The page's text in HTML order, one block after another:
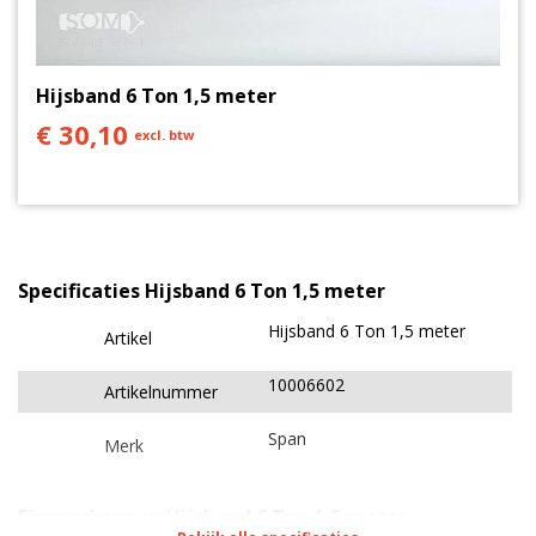
gerust contact met ons op via chat, mail of 0511
767 005.
Hijsband 6 Ton 1,5 meter
€ 30,10 excl. btw
Specificaties Hijsband 6 Ton 1,5 meter
Artikel Hijsband 6 Ton 1,5 meter
Artikelnummer 10006602
Merk Span